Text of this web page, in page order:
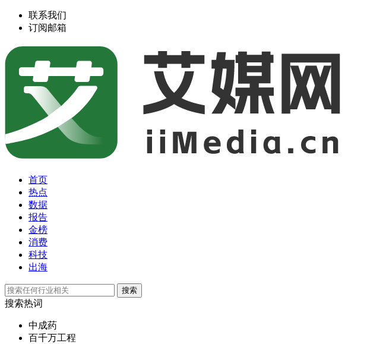
联系我们
订阅邮箱
首页
热点
数据
报告
金榜
消费
科技
出海
搜索
搜索热词
中成药
百千万工程